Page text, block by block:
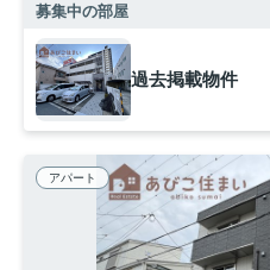
募集中の部屋
過去掲載物件
アパート